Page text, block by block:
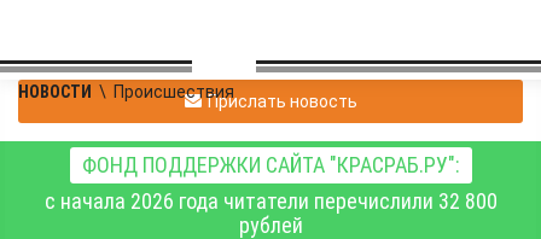
НОВОСТИ \ ПроисшествияПрислать новость
ФОНД ПОДДЕРЖКИ САЙТА "КРАСРАБ.РУ":
с начала 2026 года читатели перечислили 32 800
рублей